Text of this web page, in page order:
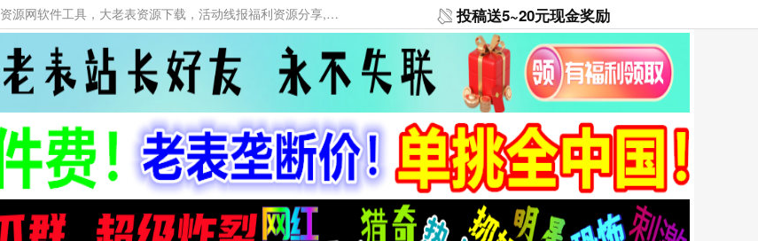
本网站提供资源工具下载，大老表资源工具，大表哥资源网软件工具，大老表资源下载，活动线报福利资源分享,活动线报，大型网游经典游戏，网络热门技术游戏辅助交流与分享。 投稿送5~20元现金奖励